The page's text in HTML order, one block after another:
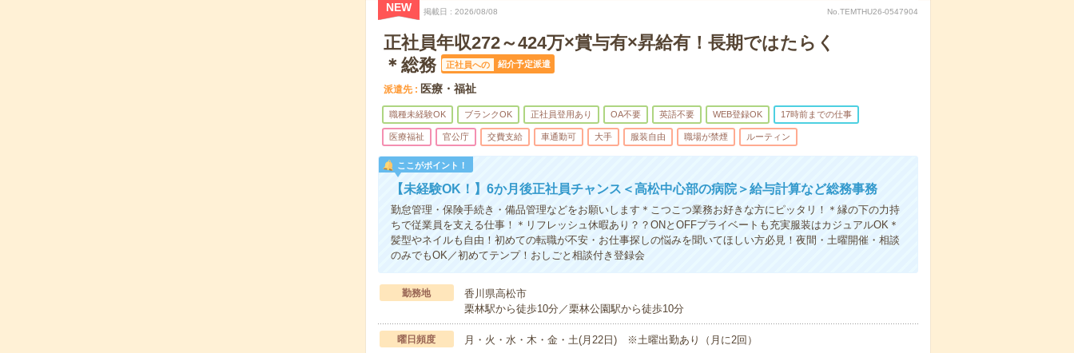
NEW 掲載日 2026/08/08 No.TEMTHU26-0547904
正社員年収272～424万×賞与有×昇給有！長期ではたらく
＊総務
正社員への 紹介予定派遣
派遣先 医療・福祉
職種未経験OK ブランクOK 正社員登用あり OA不要 英語不要 WEB登録OK 17時前までの仕事
医療福祉 官公庁 交費支給 車通勤可 大手 服装自由 職場が禁煙 ルーティン
ここがポイント！
【未経験OK！】6か月後正社員チャンス＜高松中心部の病院＞給与計算など総務事務
勤怠管理・保険手続き・備品管理などをお願いします＊こつこつ業務お好きな方にピッタリ！＊縁の下の力持
ちで従業員を支える仕事！＊リフレッシュ休暇あり？？ONとOFFプライベートも充実服装はカジュアルOK＊
髪型やネイルも自由！初めての転職が不安・お仕事探しの悩みを聞いてほしい方必見！夜間・土曜開催・相談
のみでもOK／初めてテンプ！おしごと相談付き登録会
勤務地
香川県高松市
栗林駅から徒歩10分／栗林公園駅から徒歩10分
曜日頻度 月・火・水・木・金・土(月22日) ※土曜出勤あり（月に2回）